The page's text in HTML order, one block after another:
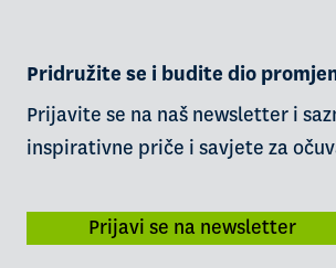
Pridružite se i budite dio
Prijavite se na naš newsletter i
inspirativne priče i savjete za
Prijavi se na newsletter